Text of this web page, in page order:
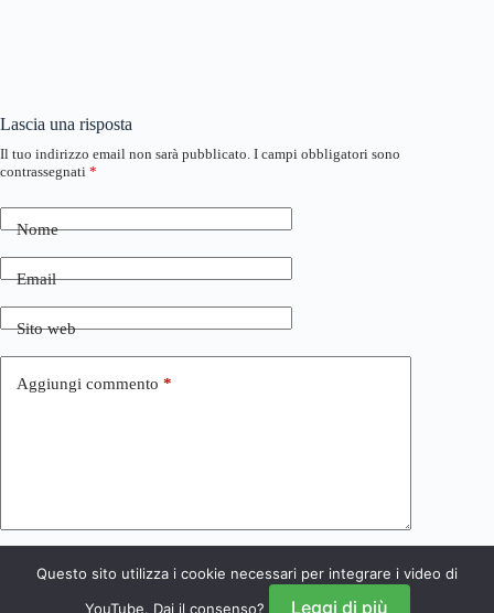
Lascia una risposta
Il tuo indirizzo email non sarà pubblicato. I campi obbligatori sono
contrassegnati *
Nome
Email
Sito web
Aggiungi commento *
Invia commento
Questo sito utilizza i cookie necessari per integrare i video di
YouTube. Dai il consenso?
Leggi di più